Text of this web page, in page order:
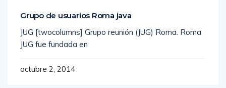
Grupo de usuarios Roma java
JUG [twocolumns] Grupo reunión (JUG) Roma. Roma
JUG fue fundada en
octubre 2, 2014